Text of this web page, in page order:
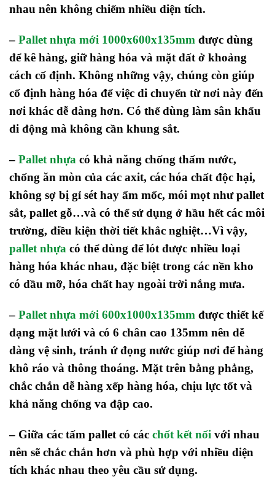
nhau nên không chiếm nhiều diện tích.
– Pallet nhựa mới 1000x600x135mm được dùng
để kê hàng, giữ hàng hóa và mặt đất ở khoảng
cách cố định. Không những vậy, chúng còn giúp
cố định hàng hóa để việc di chuyển từ nơi này đến
nơi khác dễ dàng hơn. Có thể dùng làm sân khấu
di động mà không cần khung sắt.
– Pallet nhựa có khả năng chống thấm nước,
chống ăn mòn của các axit, các hóa chất độc hại,
không sợ bị gỉ sét hay ẩm mốc, mói mọt như pallet
sắt, pallet gỗ…và có thể sử dụng ở hầu hết các môi
trường, điều kiện thời tiết khắc nghiệt…Vì vậy,
pallet nhựa có thể dùng để lót được nhiều loại
hàng hóa khác nhau, đặc biệt trong các nền kho
có dầu mỡ, hóa chất hay ngoài trời nắng mưa.
– Pallet nhựa mới 600x1000x135mm được thiết kế
dạng mặt lưới và có 6 chân cao 135mm nên dễ
dàng vệ sinh, tránh ứ đọng nước giúp nơi để hàng
khô ráo và thông thoáng. Mặt trên bằng phẳng,
chắc chắn dễ hàng xếp hàng hóa, chịu lực tốt và
khả năng chống va đập cao.
– Giữa các tấm pallet có các chốt kết nối với nhau
nên sẽ chắc chắn hơn và phù hợp với nhiều diện
tích khác nhau theo yêu cầu sử dụng.